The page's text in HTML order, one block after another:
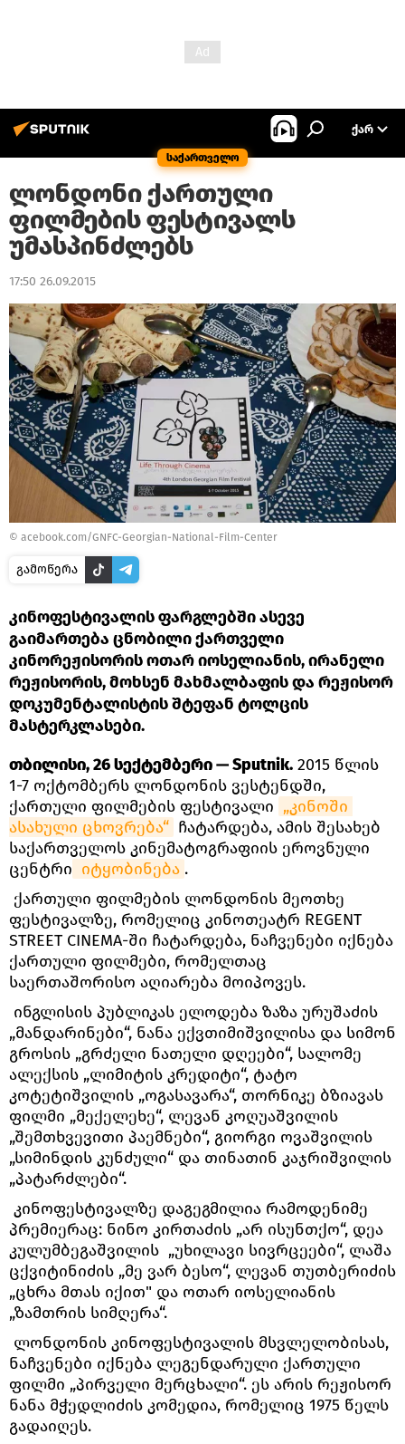
საქართველო
ᲥᲐᲠ
ლონდონი ქართული
ფილმების ფესტივალს
უმასპინძლებს
17:50 26.09.2015
© acebook.com/GNFC-Georgian-National-Film-Center
გამოწერა
კინოფესტივალის ფარგლებში ასევე
გაიმართება ცნობილი ქართველი
კინორეჟისორის ოთარ იოსელიანის, ირანელი
რეჟისორის, მოხსენ მახმალბაფის და რეჟისორ
დოკუმენტალისტის შტეფან ტოლცის
მასტერკლასები.
თბილისი, 26 სექტემბერი — Sputnik. 2015 წლის
1-7 ოქტომბერს ლონდონის ვესტენდში,
ქართული ფილმების ფესტივალი „კინოში
ასახული ცხოვრება“ ჩატარდება, ამის შესახებ
საქართველოს კინემატოგრაფიის ეროვნული
ცენტრი იტყობინება .
ქართული ფილმების ლონდონის მეოთხე
ფესტივალზე, რომელიც კინოთეატრ REGENT
STREET CINEMA-ში ჩატარდება, ნაჩვენები იქნება
ქართული ფილმები, რომელთაც
საერთაშორისო აღიარება მოიპოვეს.
ინგლისის პუბლიკას ელოდება ზაზა ურუშაძის
„მანდარინები“, ნანა ექვთიმიშვილისა და სიმონ
გროსის „გრძელი ნათელი დღეები“, სალომე
ალექსის „ლიმიტის კრედიტი“, ტატო
კოტეტიშვილის „ოგასავარა“, თორნიკე ბზიავას
ფილმი „მექელეხე“, ლევან კოღუაშვილის
„შემთხვევითი პაემნები“, გიორგი ოვაშვილის
„სიმინდის კუნძული“ და თინათინ კაჯრიშვილის
„პატარძლები“.
კინოფესტივალზე დაგეგმილია რამოდენიმე
პრემიერაც: ნინო კირთაძის „არ ისუნთქო“, დეა
კულუმბეგაშვილის „უხილავი სივრცეები“, ლაშა
ცქვიტინიძის „მე ვარ ბესო“, ლევან თუთბერიძის
„ცხრა მთას იქით" და ოთარ იოსელიანის
„ზამთრის სიმღერა“.
ლონდონის კინოფესტივალის მსვლელობისას,
ნაჩვენები იქნება ლეგენდარული ქართული
ფილმი „პირველი მერცხალი“. ეს არის რეჟისორ
ნანა მჭედლიძის კომედია, რომელიც 1975 წელს
გადაიღეს.